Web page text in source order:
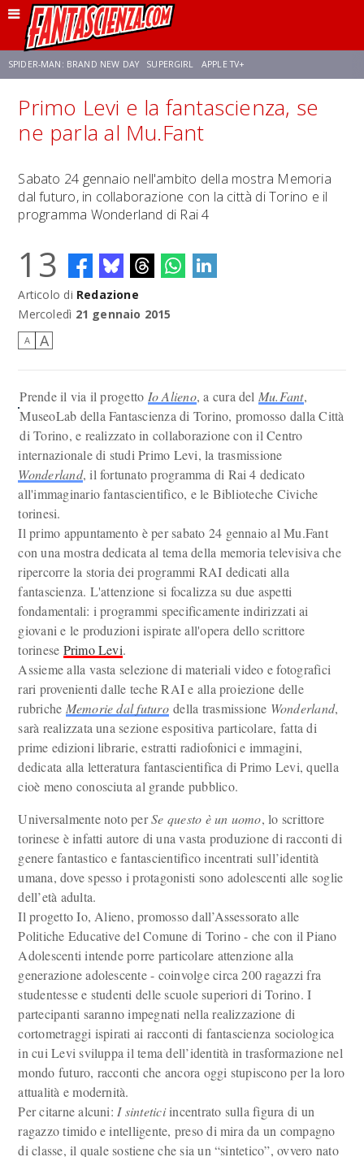
SPIDER-MAN: BRAND NEW DAY SUPERGIRL APPLE TV+
FRANCO RICCIARDIELLO ZENDAYA STAR TREK AVENGERS: DOOMSDAY
Primo Levi e la fantascienza, se
ne parla al Mu.Fant
Sabato 24 gennaio nell'ambito della mostra Memoria
dal futuro, in collaborazione con la città di Torino e il
programma Wonderland di Rai 4
13
Articolo di Redazione
Mercoledì 21 gennaio 2015
A A
Prende il via il progetto Io Alieno, a cura del Mu.Fant,
MuseoLab della Fantascienza di Torino, promosso dalla Città
di Torino, e realizzato in collaborazione con il Centro
internazionale di studi Primo Levi, la trasmissione
Wonderland, il fortunato programma di Rai 4 dedicato
all'immaginario fantascientifico, e le Biblioteche Civiche
torinesi.
Il primo appuntamento è per sabato 24 gennaio al Mu.Fant
con una mostra dedicata al tema della memoria televisiva che
ripercorre la storia dei programmi RAI dedicati alla
fantascienza. L'attenzione si focalizza su due aspetti
fondamentali: i programmi specificamente indirizzati ai
giovani e le produzioni ispirate all'opera dello scrittore
torinese Primo Levi.
Assieme alla vasta selezione di materiali video e fotografici
rari provenienti dalle teche RAI e alla proiezione delle
rubriche Memorie dal futurodella trasmissione Wonderland,
sarà realizzata una sezione espositiva particolare, fatta di
prime edizioni librarie, estratti radiofonici e immagini,
dedicata alla letteratura fantascientifica di Primo Levi, quella
cioè meno conosciuta al grande pubblico.
Universalmente noto perSe questo è un uomo, lo scrittore
torinese è infatti autore di una vasta produzione di racconti di
genere fantastico e fantascientifico incentrati sull’identità
umana, dove spesso i protagonisti sono adolescenti alle soglie
dell’età adulta.
Il progetto Io, Alieno, promosso dall’Assessorato alle
Politiche Educative del Comune di Torino - che con il Piano
Adolescenti intende porre particolare attenzione alla
generazione adolescente - coinvolge circa 200 ragazzi fra
studentesse e studenti delle scuole superiori di Torino. I
partecipanti saranno impegnati nella realizzazione di
cortometraggi ispirati ai racconti di fantascienza sociologica
in cui Levi sviluppa il tema dell’identità in trasformazione nel
mondo futuro, racconti che ancora oggi stupiscono per la loro
attualità e modernità.
Per citarne alcuni: I sinteticiincentrato sulla figura di un
ragazzo timido e intelligente, preso di mira da un compagno
di classe, il quale sostiene che sia un “sintetico”, ovvero nato